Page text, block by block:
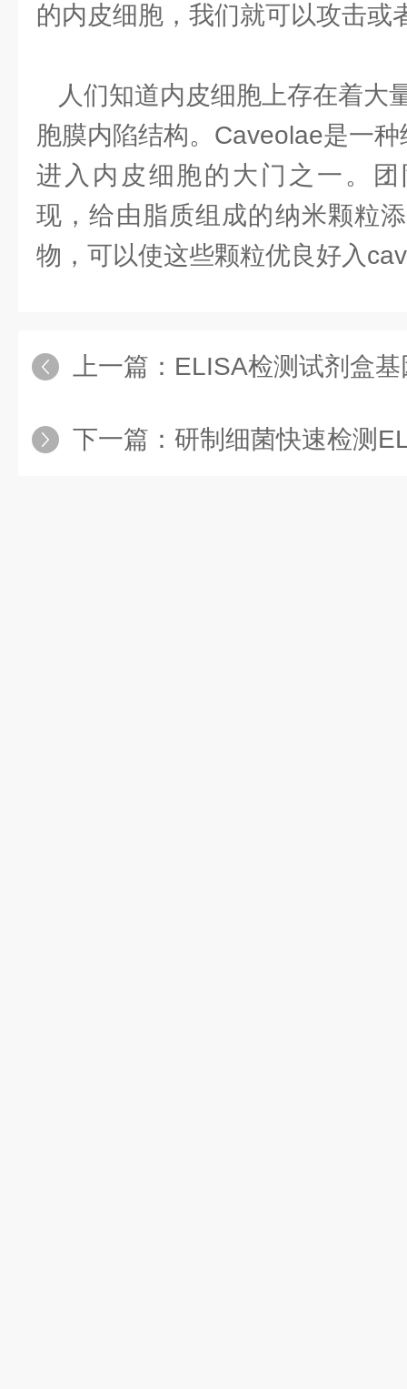
的内皮细胞，我们就可以攻击或
人们知道内皮细胞上存在着大
胞膜内陷结构。Caveolae是一种
进入内皮细胞的大门之一。
现，给由脂质组成的纳米颗粒
物，可以使这些颗粒优良好入
上一篇： ELISA检测试剂盒基因疗
下一篇： 研制细菌快速检测